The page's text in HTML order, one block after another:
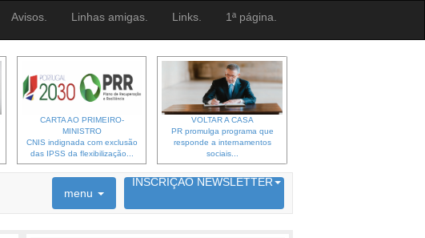
Avisos. Linhas amigas. Links. 1ª página.
CARTA AO PRIMEIRO-
MINISTRO
CNIS indignada com exclusão
das IPSS da flexibilização...
VOLTAR A CASA
PR promulga programa que
responde a internamentos
sociais...
menu INSCRIÇÃO NEWSLETTER
6692 membros inscritos